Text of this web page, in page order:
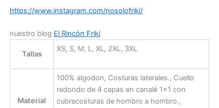
https://www.instagram.com/nosolofriki/
nuestro blog El Rincón Friki
Tallas
XS, S, M, L, XL, 2XL, 3XL
Material
100% algodon, Costuras laterales., Cuello
redondo de 4 capas en canalé 1×1 con
cubrecosturas de hombro a hombro.,